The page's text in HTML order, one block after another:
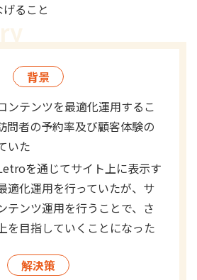
ること
背景
ンテンツを最適化運用するこ
問者の予約率及び顧客体験の
いた
を通じてサイト上に表示す
適化運用を行っていたが、サ
テンツ運用を行うことで、さ
を目指していくことになった
解決策